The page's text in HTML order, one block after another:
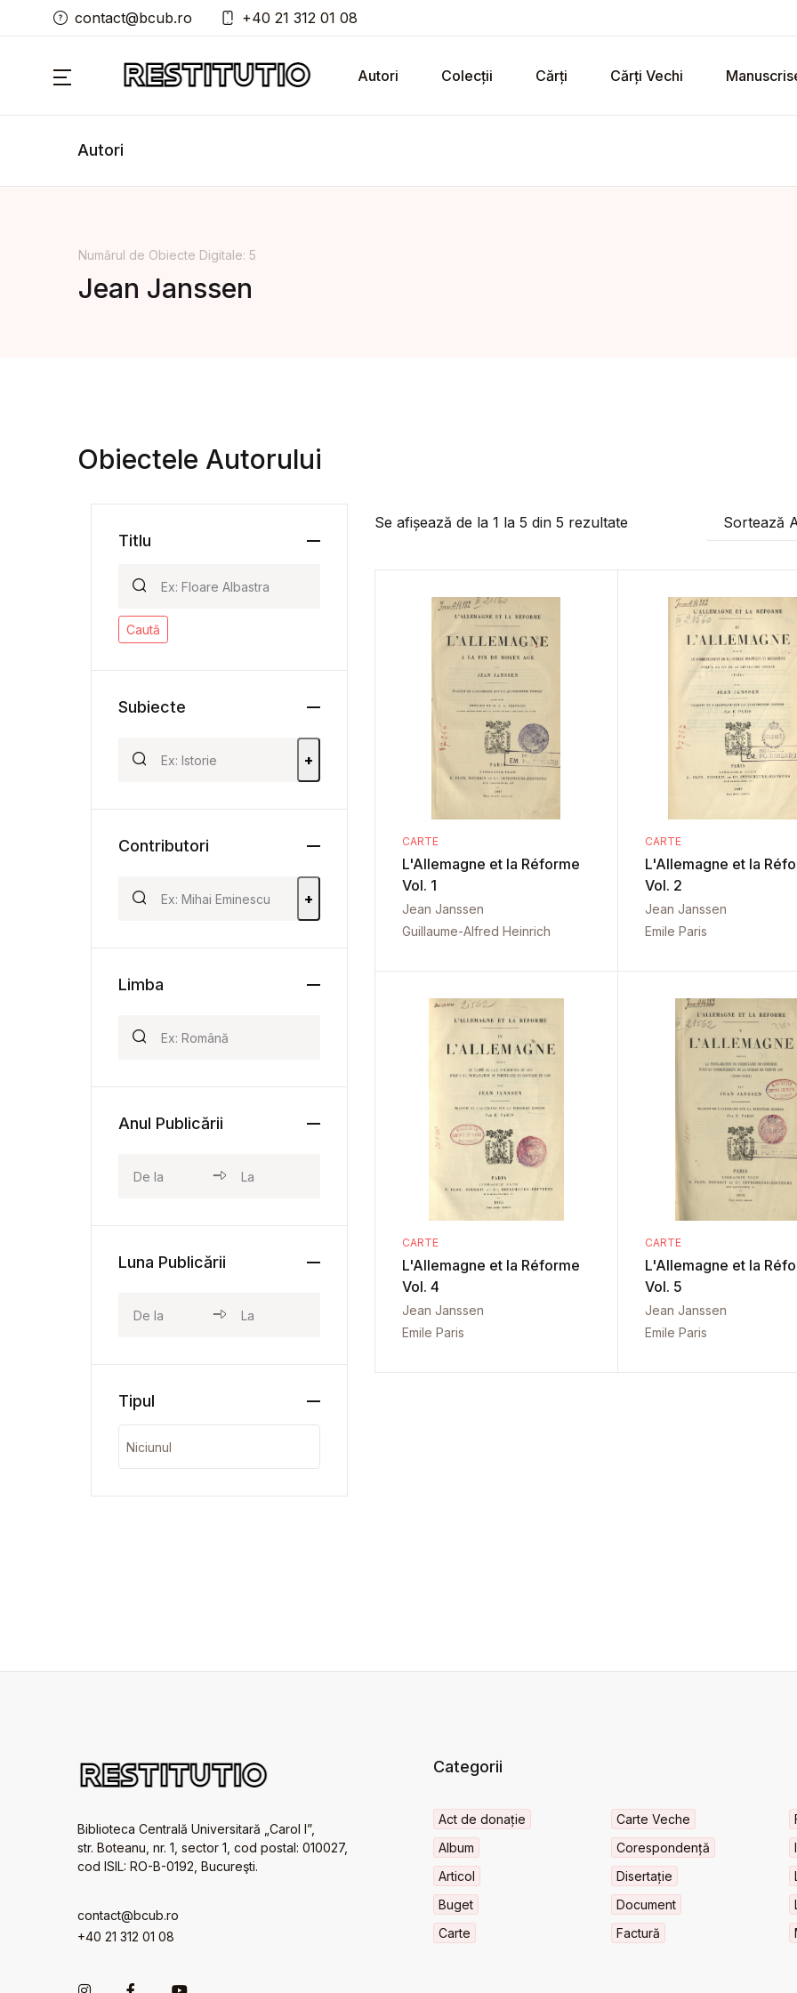
contact@bcub.ro +40 21 312 01 08
Autori Colecții Cărți Cărți Vechi
Autori
Numărul de Obiecte Digitale: 5
Jean Janssen
Obiectele Autorului
Se afișează de la 1 la 5 din 5 rezultate Sortează
CARTE
L'Allemagne et la Réforme
Vol. 1
Jean Janssen
Guillaume-Alfred Heinrich
CARTE
L'Allemagne et la
Vol. 2
Jean Janssen
Emile Paris
CARTE
L'Allemagne et la Réforme
Vol. 4
Jean Janssen
Emile Paris
CARTE
L'Allemagne et la
Vol. 5
Jean Janssen
Emile Paris
Titlu
Caută
Subiecte
+
Contributori
+
Limba
Anul Publicării
Luna Publicării
Tipul
Biblioteca Centrală Universitară „Carol I”,
str. Boteanu, nr. 1, sector 1, cod postal: 010027,
cod ISIL: RO-B-0192, Bucureşti.
contact@bcub.ro
+40 21 312 01 08
Categorii
Act de donație
Album
Articol
Buget
Carte
Carte Veche
Corespondență
Disertație
Document
Factură